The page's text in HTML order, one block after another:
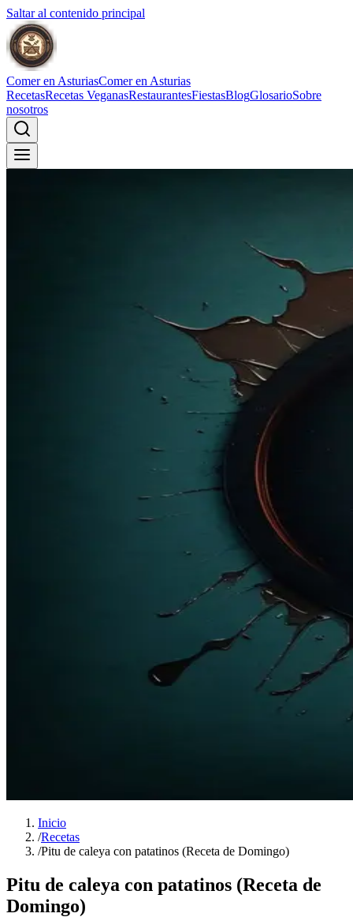
Saltar al contenido principal
Comer en AsturiasComer en Asturias
RecetasRecetas VeganasRestaurantesFiestasBlogGlosarioSobre
nosotros
Inicio
/Recetas
/Pitu de caleya con patatinos (Receta de Domingo)
Pitu de caleya con patatinos (Receta de
Domingo)